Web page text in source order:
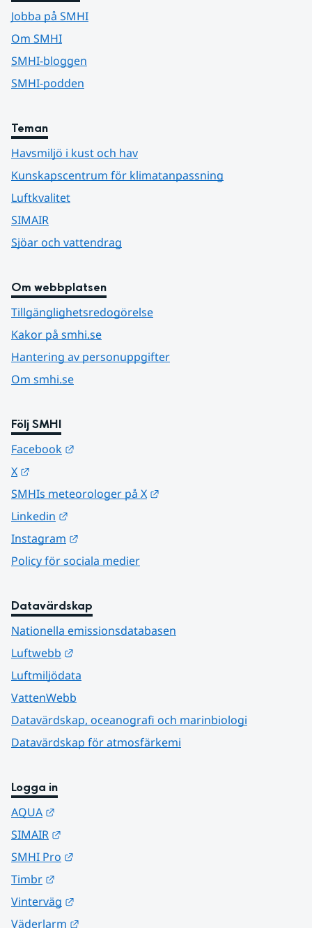
Jobba på SMHI
Om SMHI
SMHI-bloggen
SMHI-podden
Teman
Havsmiljö i kust och hav
Kunskapscentrum för klimatanpassning
Luftkvalitet
SIMAIR
Sjöar och vattendrag
Om webbplatsen
Tillgänglighetsredogörelse
Kakor på smhi.se
Hantering av personuppgifter
Om smhi.se
Följ SMHI
Facebook
X
SMHIs meteorologer på X
Linkedin
Instagram
Policy för sociala medier
Datavärdskap
Nationella emissionsdatabasen
Luftwebb
Luftmiljödata
VattenWebb
Datavärdskap, oceanografi och marinbiologi
Datavärdskap för atmosfärkemi
Logga in
AQUA
SIMAIR
SMHI Pro
Timbr
Vinterväg
Väderlarm